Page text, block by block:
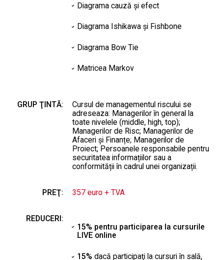
Diagrama cauză și efect
Diagrama Ishikawa și Fishbone
Diagrama Bow Tie
Matricea Markov
GRUP ŢINTĂ:
Cursul de managementul riscului se
adreseaza: Managerilor în general la
toate nivelele (middle, high, top);
Managerilor de Risc; Managerilor de
Afaceri și Finanțe; Managerilor de
Proiect; Persoanele responsabile pentru
securitatea informațiilor sau a
conformității în cadrul unei organizații.
PREŢ: 357 euro + TVA
REDUCERI:
15% pentru participarea la cursurile
LIVE online
15% dacă participaţi la cursuri în sală,